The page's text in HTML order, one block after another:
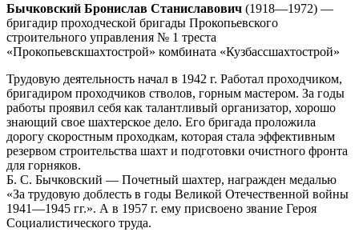
Бычковский Бронислав Станиславович (1918—1972) —
бригадир проходческой бригады Прокопьевского
строительного управления № 1 треста
«Прокопьевскшахтострой» комбината «Кузбассшахтострой»
Трудовую деятельность начал в 1942 г. Работал проходчиком,
бригадиром проходчиков стволов, горным мастером. За годы
работы проявил себя как талантливый организатор, хорошо
знающий свое шахтерское дело. Его бригада проложила
дорогу скоростным проходкам, которая стала эффективным
резервом строительства шахт и подготовки очистного фронта
для горняков.
Б. С. Бычковский — Почетный шахтер, награжден медалью
«За трудовую доблесть в годы Великой Отечественной войны
1941—1945 гг.». А в 1957 г. ему присвоено звание Героя
Социалистического труда.